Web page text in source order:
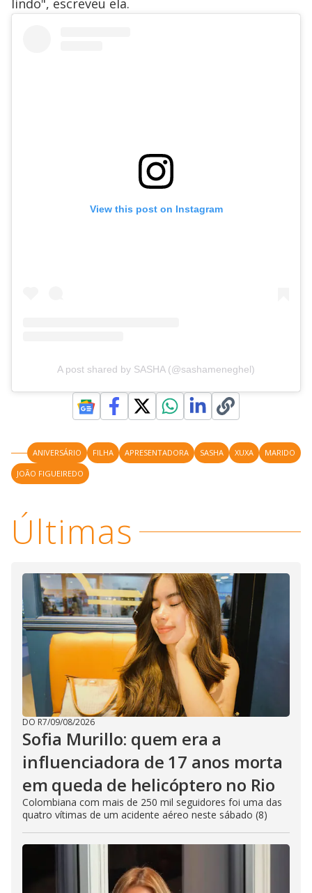
lindo", escreveu ela.
View this post on Instagram
A post shared by SASHA (@sashameneghel)
ANIVERSÁRIO FILHA APRESENTADORA SASHA XUXA
MARIDO
JOÃO FIGUEIREDO
Últimas
DO R7/09/08/2026
Sofia Murillo: quem era a
influenciadora de 17 anos morta
em queda de helicóptero no Rio
Colombiana com mais de 250 mil seguidores foi uma das
quatro vítimas de um acidente aéreo neste sábado (8)